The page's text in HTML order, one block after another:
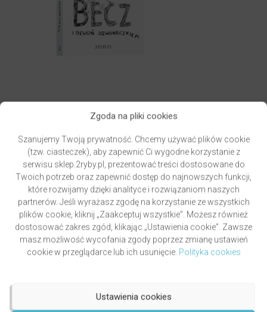
Zgoda na pliki cookies
Szanujemy Twoją prywatność. Chcemy używać plików cookie
(tzw. ciasteczek), aby zapewnić Ci wygodne korzystanie z
serwisu sklep.2ryby.pl, prezentować treści dostosowane do
Twoich potrzeb oraz zapewnić dostęp do najnowszych funkcji,
które rozwijamy dzięki analityce i rozwiązaniom naszych
partnerów. Jeśli wyrażasz zgodę na korzystanie ze wszystkich
plików cookie, kliknij „Zaakceptuj wszystkie”. Możesz również
dostosować zakres zgód, klikając „Ustawienia cookie”. Zawsze
masz możliwość wycofania zgody poprzez zmianę ustawień
cookie w przeglądarce lub ich usunięcie. Polityka cookies
Ustawienia cookies
PAWLUKIEWICZ | BECZ I DZWOŃ DZWONECZKIEM
(KSIĄŻKA)
autorks. Piotr Pawlukiewicz
Oceniony
4.99
49,00zł
DODAJ DO KOSZYKA